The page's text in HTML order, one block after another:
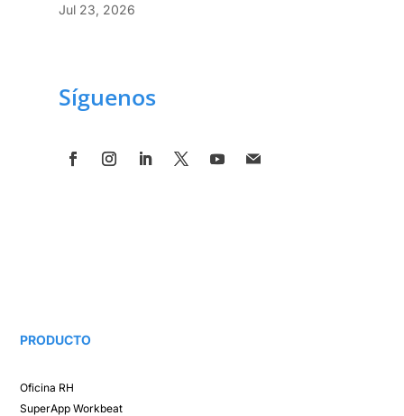
Jul 23, 2026
Síguenos
PRODUCTO
Oficina RH​
SuperAppWorkbeat